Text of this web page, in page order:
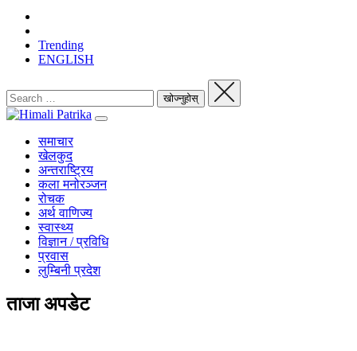
Trending
ENGLISH
समाचार
खेलकुद
अन्तराष्ट्रिय
कला मनोरञ्जन
रोचक
अर्थ वाणिज्य
स्वास्थ्य
विज्ञान / प्रविधि
प्रवास
लुम्बिनी प्रदेश
ताजा अपडेट